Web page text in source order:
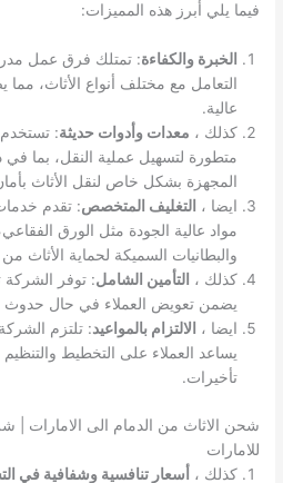
فيما يلي أبرز هذه المميزات:
الخبرة والكفاءة: تمتلك فرق عمل
التعامل مع مختلف أنواع الأثاث،
عالية.
كذلك ، معدات وأدوات حديثة:
متطورة لتسهيل عملية النقل، بما في
المجهزة بشكل خاص لنقل الأثاث
ايضا ، التغليف المتخصص: تقدم
مواد عالية الجودة مثل الورق الفقاعي،
والبطانيات السميكة لحماية الأثاث
كذلك ، التأمين الشامل: توفر الشركة
يضمن تعويض العملاء في حال حدوث
ايضا ،
الالتزام بالمواعيد: تلتزم
يساعد العملاء على التخطيط
تأخيرات.
شحن الاثاث من الدمام الى الامارات |
للامارات
كذلك ،
أسعار تنافسية وشفافية في